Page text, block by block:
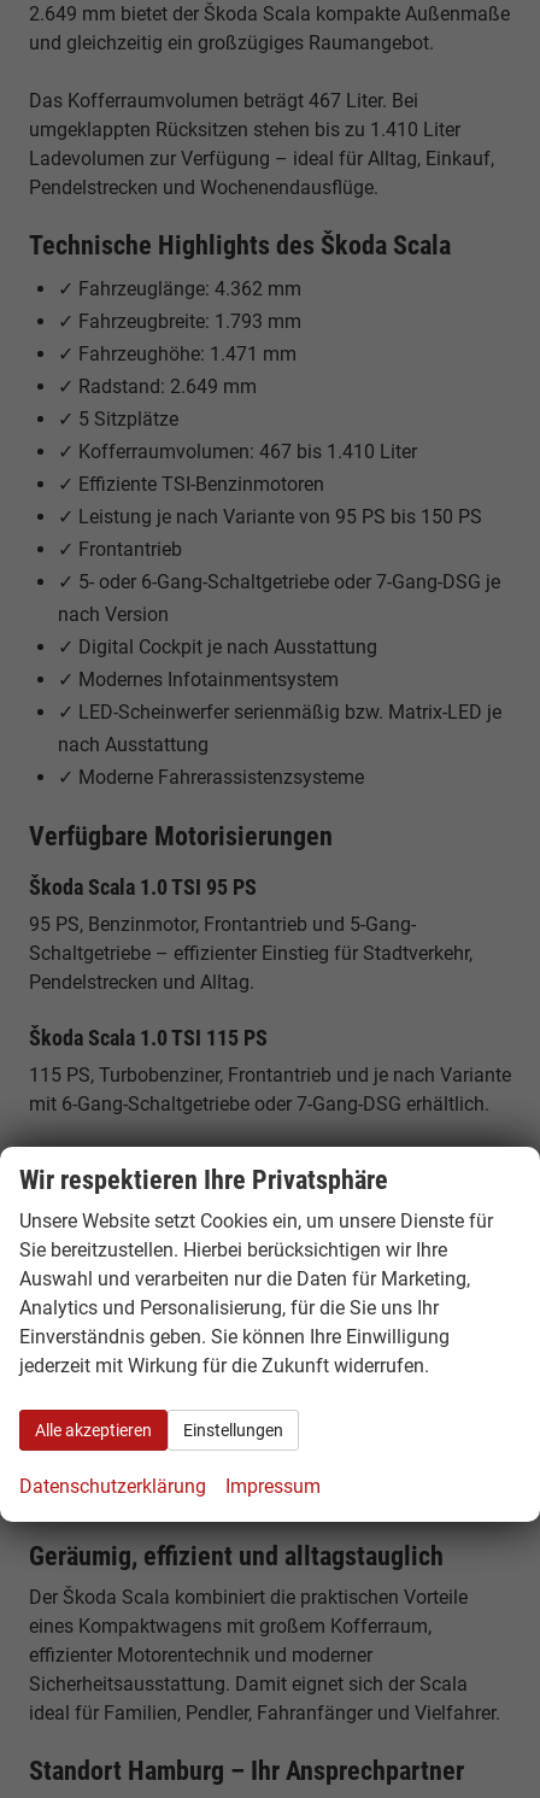
2.649 mm bietet der Škoda Scala kompakte Außenmaße
und gleichzeitig ein großzügiges Raumangebot.
Das Kofferraumvolumen beträgt 467 Liter. Bei
umgeklappten Rücksitzen stehen bis zu 1.410 Liter
Ladevolumen zur Verfügung – ideal für Alltag, Einkauf,
Pendelstrecken und Wochenendausflüge.
Technische Highlights des Škoda Scala
✓ Fahrzeuglänge: 4.362 mm
✓ Fahrzeugbreite: 1.793 mm
✓ Fahrzeughöhe: 1.471 mm
✓ Radstand: 2.649 mm
✓ 5 Sitzplätze
✓ Kofferraumvolumen: 467 bis 1.410 Liter
✓ Effiziente TSI-Benzinmotoren
✓ Leistung je nach Variante von 95 PS bis 150 PS
✓ Frontantrieb
✓ 5- oder 6-Gang-Schaltgetriebe oder 7-Gang-DSG je
nach Version
✓ Digital Cockpit je nach Ausstattung
✓ Modernes Infotainmentsystem
✓ LED-Scheinwerfer serienmäßig bzw. Matrix-LED je
nach Ausstattung
✓ Moderne Fahrerassistenzsysteme
Verfügbare Motorisierungen
Škoda Scala 1.0 TSI 95 PS
95 PS, Benzinmotor, Frontantrieb und 5-Gang-
Schaltgetriebe – effizienter Einstieg für Stadtverkehr,
Pendelstrecken und Alltag.
Škoda Scala 1.0 TSI 115 PS
115 PS, Turbobenziner, Frontantrieb und je nach Variante
mit 6-Gang-Schaltgetriebe oder 7-Gang-DSG erhältlich.
150 PS, Turbobenziner, Frontantrieb und je nach
Ausführung mit 6-Gang-Schaltgetriebe oder 7-Gang-DSG
– für mehr Leistung bei hoher Alltagstauglichkeit.
Warum ein Škoda Scala EU Reimport
günstiger ist
Innerhalb Europas unterscheiden sich Fahrzeugpreise je
nach Land, Ausstattung und Verfügbarkeit. Durch einen
EU-Reimport können Sie von attraktiven Konditionen
europaweiter Herstellergarantie.
Geräumig, effizient und alltagstauglich
Der Škoda Scala kombiniert die praktischen Vorteile
eines Kompaktwagens mit großem Kofferraum,
effizienter Motorentechnik und moderner
Sicherheitsausstattung. Damit eignet sich der Scala
ideal für Familien, Pendler, Fahranfänger und Vielfahrer.
Standort Hamburg – Ihr Ansprechpartner
Wir respektieren Ihre Privatsphäre
Unsere Website setzt Cookies ein, um unsere Dienste für
Sie bereitzustellen. Hierbei berücksichtigen wir Ihre
Auswahl und verarbeiten nur die Daten für Marketing,
Analytics und Personalisierung, für die Sie uns Ihr
Einverständnis geben. Sie können Ihre Einwilligung
jederzeit mit Wirkung für die Zukunft widerrufen.
Alle akzeptieren Einstellungen
Datenschutzerklärung Impressum